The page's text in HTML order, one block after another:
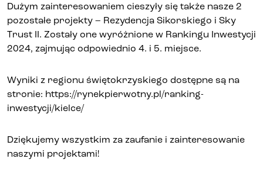
Kontakt
Dużym zainteresowaniem cieszyły się także nasze 2
pozostałe projekty – Rezydencja Sikorskiego i Sky
Trust II. Zostały one wyróżnione w Rankingu Inwestycji
2024, zajmując odpowiednio 4. i 5. miejsce.
Wyniki z regionu świętokrzyskiego dostępne są na
stronie: https://rynekpierwotny.pl/ranking-
inwestycji/kielce/
Dziękujemy wszystkim za zaufanie i zainteresowanie
naszymi projektami!